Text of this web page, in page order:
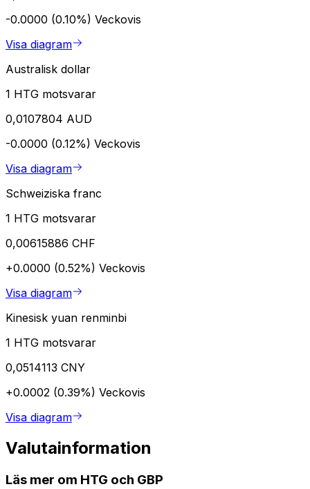
-0.0000 (0.10%) Veckovis
Visa diagram
Australisk dollar
1 HTG motsvarar
0,0107804 AUD
-0.0000 (0.12%) Veckovis
Visa diagram
Schweiziska franc
1 HTG motsvarar
0,00615886 CHF
+0.0000 (0.52%) Veckovis
Visa diagram
Kinesisk yuan renminbi
1 HTG motsvarar
0,0514113 CNY
+0.0002 (0.39%) Veckovis
Visa diagram
Valutainformation
Läs mer om HTG och GBP